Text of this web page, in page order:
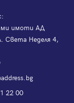
имоти АД
Света Неделя 4,
22 00